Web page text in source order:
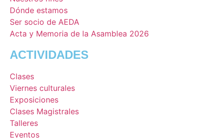
Dónde estamos
Ser socio de AEDA
Acta y Memoria de la Asamblea 2026
ACTIVIDADES
Clases
Viernes culturales
Exposiciones
Clases Magistrales
Talleres
Eventos